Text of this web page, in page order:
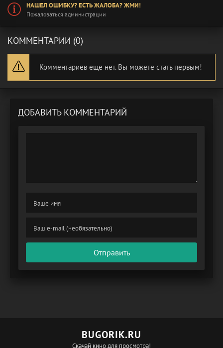
НАШЕЛ ОШИБКУ? ЕСТЬ ЖАЛОБА? ЖМИ!
Пожаловаться администрации
КОММЕНТАРИИ (0)
Комментариев еще нет. Вы можете стать первым!
ДОБАВИТЬ КОММЕНТАРИЙ
Отправить
BUGORIK.RU
Скачай кино для просмотра!